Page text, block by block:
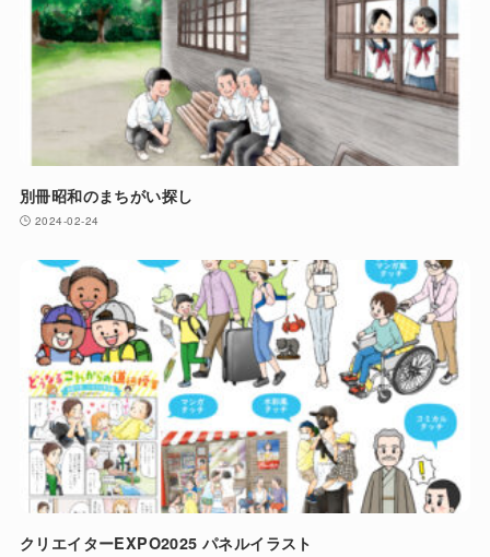
別冊昭和のまちがい探し
2024-02-24
クリエイターEXPO2025 パネルイラスト